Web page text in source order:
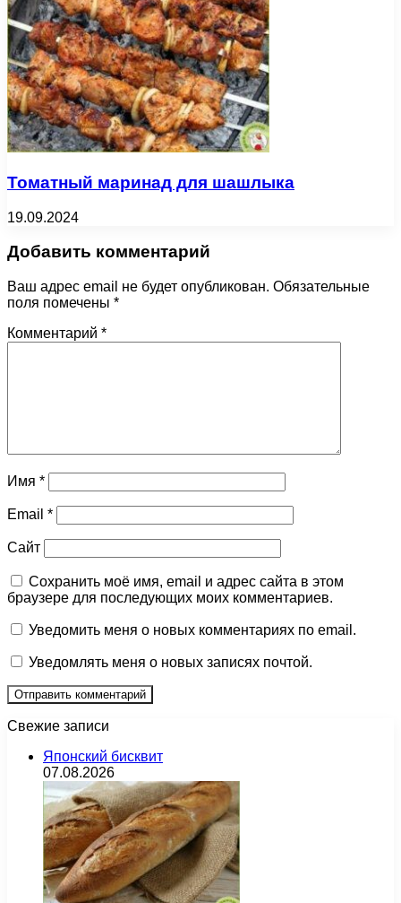
Томатный маринад для шашлыка
19.09.2024
Добавить комментарий
Ваш адрес email не будет опубликован. Обязательные
поля помечены *
Комментарий *
Имя *
Email *
Сайт
Сохранить моё имя, email и адрес сайта в этом
браузере для последующих моих комментариев.
Уведомить меня о новых комментариях по email.
Уведомлять меня о новых записях почтой.
Свежие записи
Японский бисквит
07.08.2026